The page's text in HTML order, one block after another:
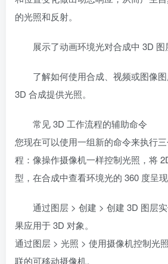
的光照和反射。
展示了动画环境光对合成中 3D 图
了解如何使用合成、视频或图像
3D 合成提供光照。
常见 3D 工作流程的辅助命令
您现在可以使用一组新的命令来执行
程：像操作摄像机一样控制光照，将
型，在合成中查看环境光的 360 度呈现
通过图层 > 创建 > 创建 3D 图层
果应用于 3D 对象。
通过图层 > 光照 > 使用摄像机控制光
联的可移动摄像机。